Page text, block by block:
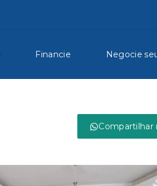
Financie Negocie
Compartilhar